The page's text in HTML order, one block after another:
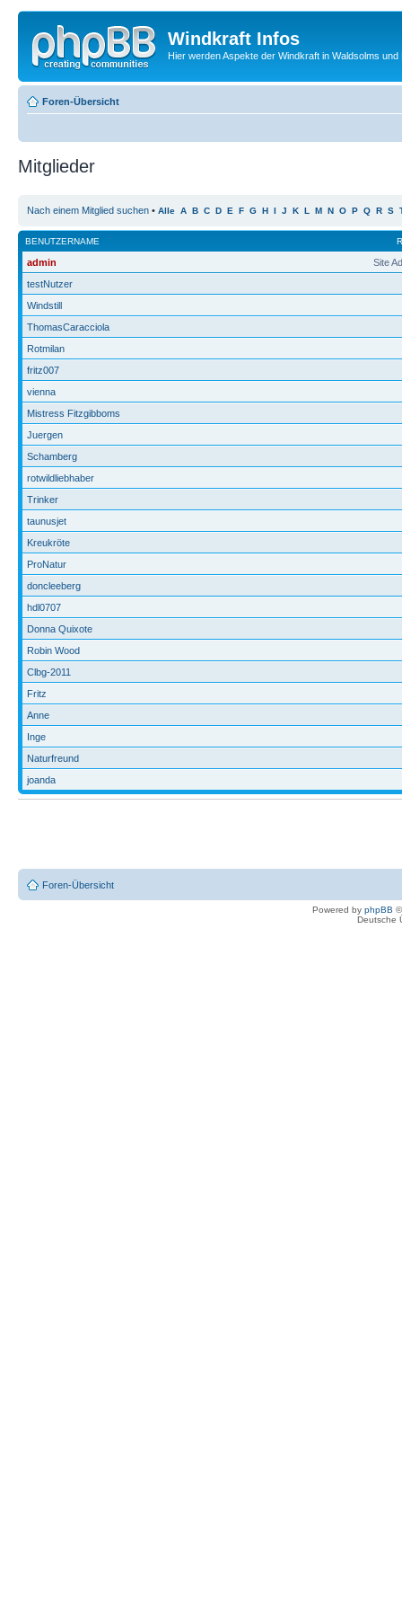
Windkraft Infos
Hier werden Aspekte der Windkraft in Waldsolms
Foren-Übersicht
Mitglieder
Nach einem Mitglied suchen • Alle A B C D E F G H I J K L M N O P Q R S
BENUTZERNAME
Site
admin
testNutzer
Windstill
ThomasCaracciola
Rotmilan
fritz007
vienna
Mistress Fitzgibboms
Juergen
Schamberg
rotwildliebhaber
Trinker
taunusjet
Kreukröte
ProNatur
doncleeberg
hdl0707
Donna Quixote
Robin Wood
Clbg-2011
Fritz
Anne
Inge
Naturfreund
joanda
Foren-Übersicht
Powered by phpBB
Deutsche